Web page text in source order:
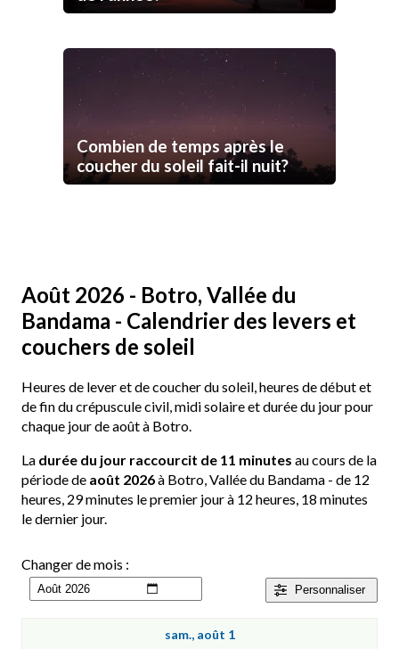
Combien de temps après le
coucher du soleil fait-il nuit?
Août 2026 - Botro, Vallée du
Bandama - Calendrier des levers et
couchers de soleil
Heures de lever et de coucher du soleil, heures de début et
de fin du crépuscule civil, midi solaire et durée du jour pour
chaque jour de août à Botro.
La durée du jour raccourcit de 11 minutes au cours de la
période de août 2026à Botro, Vallée du Bandama - de 12
heures, 29 minutes le premier jour à 12 heures, 18 minutes
le dernier jour.
Personnaliser
Changer de mois :
sam., août 1